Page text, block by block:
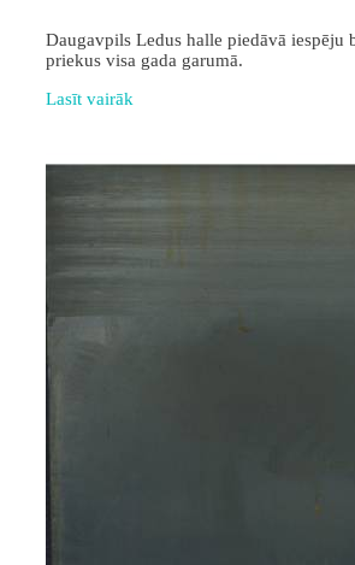
Daugavpils Ledus halle piedāvā iespēju
priekus visa gada garumā.
Lasīt vairāk